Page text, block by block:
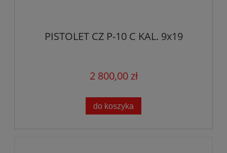
PISTOLET CZ P-10 C KAL. 9x19
2 800,00 zł
do koszyka